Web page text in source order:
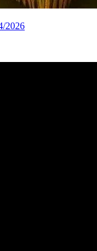
2026